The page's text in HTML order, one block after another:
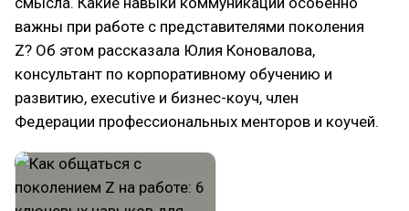
важны при работе с представителями поколения
Z? Об этом рассказала Юлия Коновалова,
консультант по корпоративному обучению и
развитию, executive и бизнес-коуч, член
Федерации профессиональных менторов и коучей.